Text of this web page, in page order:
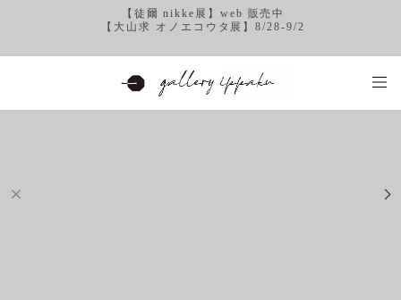
【徒爾 nikke展】web 販売中
【大山求 オノエコウタ展】8/28-9/2